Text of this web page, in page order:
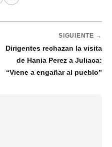
SIGUIENTE →
Dirigentes rechazan la visita
de Hania Perez a Juliaca:
“Viene a engañar al pueblo”